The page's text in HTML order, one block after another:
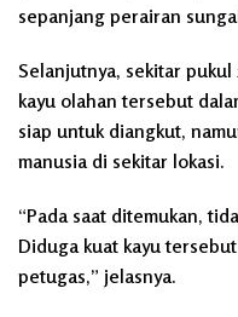
sepanjang perairan
Selanjutnya, sekitar pukul
kayu olahan tersebut
siap untuk diangkut,
manusia di sekitar lokasi.
“Pada saat ditemukan,
Diduga kuat kayu
petugas,” jelasnya.